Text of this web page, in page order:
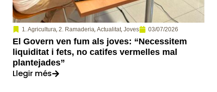
1. Agricultura, 2. Ramaderia, Actualitat, Joves 03/07/2026
El Govern ven fum als joves: “Necessitem
liquiditat i fets, no catifes vermelles mal
plantejades”
Llegir més